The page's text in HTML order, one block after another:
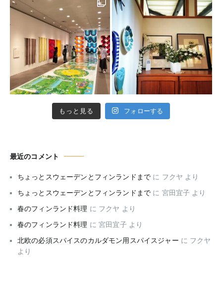
もっと見る フォローする
最近のコメント
ちょっとスウェーデンとフィンランドまで に フクヤ より
ちょっとスウェーデンとフィンランドまで に 宮田宜子 より
春のフィンランド料理 に フクヤ より
春のフィンランド料理 に宮田宜子 より
北欧の必須スパイスのカルダモン用スパイスジャー に フクヤ
より